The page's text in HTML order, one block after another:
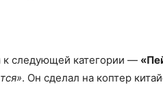
следующей категории —
. Он сделал на коптер